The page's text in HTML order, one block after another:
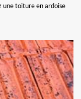
une toiture en ardoise